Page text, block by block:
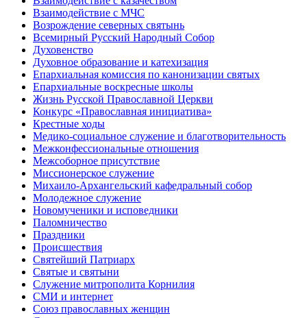
Взаимодействие с МЧС
Возрождение северных святынь
Всемирный Русский Народный Собор
Духовенство
Духовное образование и катехизация
Епархиальная комиссия по канонизации святых
Епархиальные воскресные школы
Жизнь Русской Православной Церкви
Конкурс «Православная инициатива»
Крестные ходы
Медико-социальное служение и благотворительность
Межконфессиональные отношения
Межсоборное присутствие
Миссионерское служение
Михаило-Архангельский кафедральный собор
Молодежное служение
Новомученики и исповедники
Паломничество
Праздники
Происшествия
Святейший Патриарх
Святые и святыни
Служение митрополита Корнилия
СМИ и интернет
Союз православных женщин